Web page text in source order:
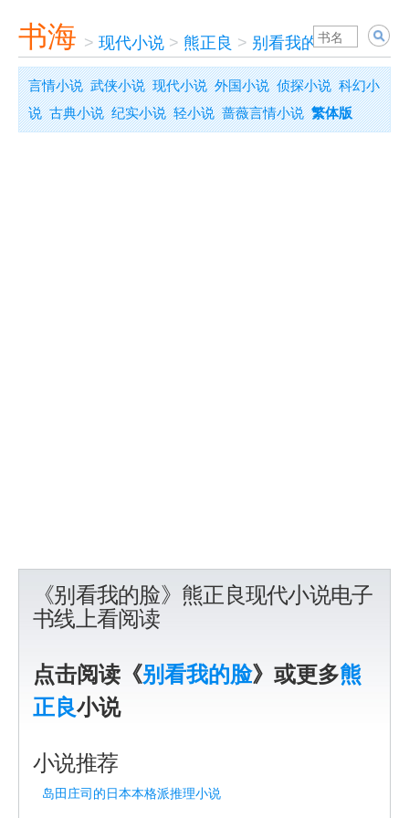
书海 > 现代小说 > 熊正良 > 别看我的脸
言情小说 武侠小说 现代小说 外国小说 侦探小说 科幻小
说 古典小说 纪实小说 轻小说 蔷薇言情小说 繁体版
《别看我的脸》熊正良现代小说电子
书线上看阅读
点击阅读《别看我的脸》或更多熊
正良小说
小说推荐
岛田庄司的日本本格派推理小说